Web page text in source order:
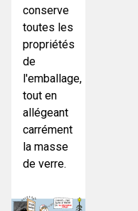
conserve
toutes les
propriétés
de
l'emballage,
tout en
allégeant
carrément
la masse
de verre.